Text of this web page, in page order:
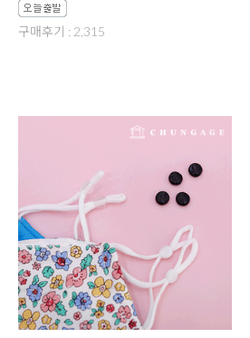
구매후기 : 2,315